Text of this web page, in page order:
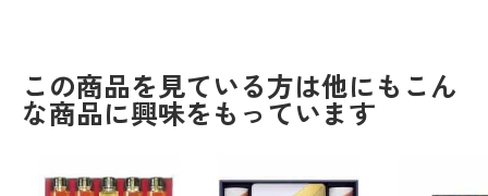
この商品を見ている方は他にもこん
な商品に興味をもっています